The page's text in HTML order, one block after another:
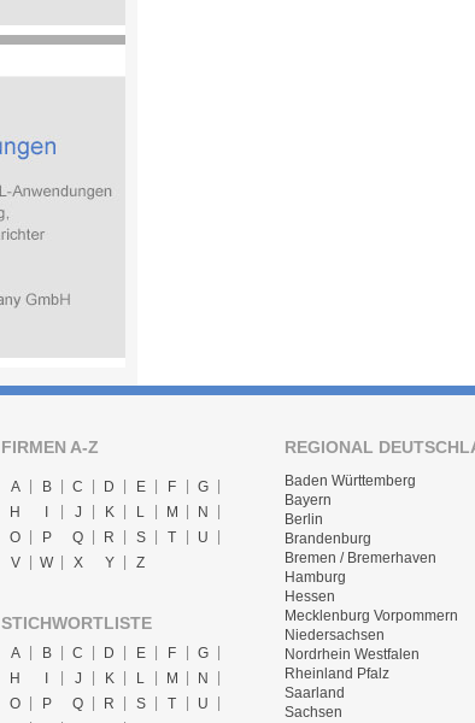
FIRMEN A-Z
A B C D E F
G
H
J K L M
N
O
P Q R S T
U
V
W X Y Z
STICHWORTLISTE
A B C D E F
G
H
J K L M
N
O
P Q R S T
U
REGIONAL
Baden Württemberg
Bayern
Berlin
Brandenburg
Bremen / Bremerhaven
Hamburg
Hessen
Mecklenburg Vorpommern
Niedersachsen
Nordrhein Westfalen
Rheinland Pfalz
Saarland
Sachsen